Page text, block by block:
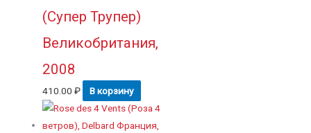
(Супер Трупер)
Великобритания,
2008
410.00₽ В корзину